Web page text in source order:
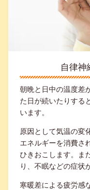
自律神
朝晩と日中の温度差
た日が続いたりする
います。
原因として気温の変
エネルギーを消費さ
ひきおこします。ま
り、不眠などの症状
寒暖差による疲労感